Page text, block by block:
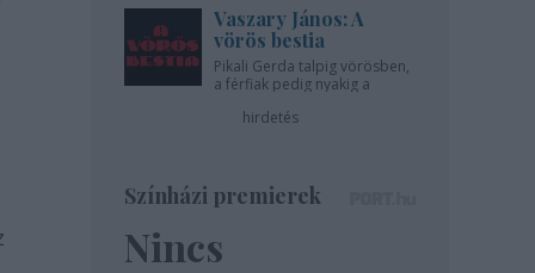
Vaszary János: A
vörös bestia
Pikali Gerda talpig vörösben,
a férfiak pedig nyakig a
hirdetés
Színházi premierek
Nincs